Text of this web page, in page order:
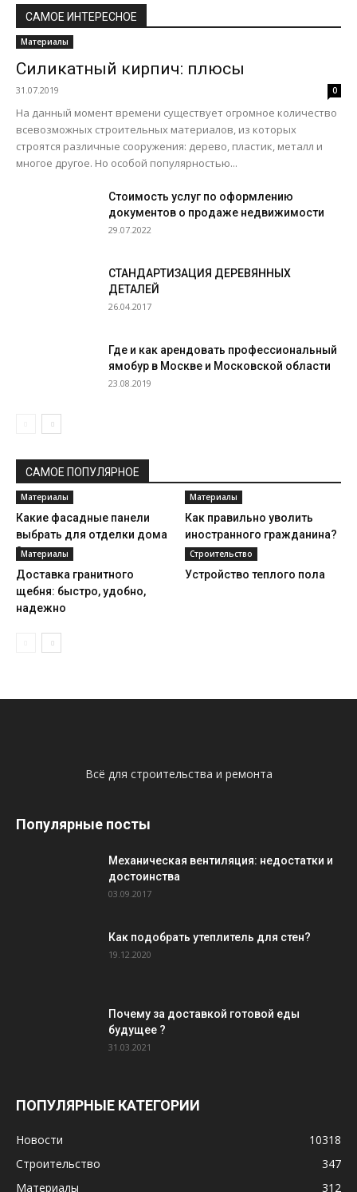
САМОЕ ИНТЕРЕСНОЕ
Материалы
Силикатный кирпич: плюсы
31.07.2019 0
На данный момент времени существует огромное количество
всевозможных строительных материалов, из которых
строятся различные сооружения: дерево, пластик, металл и
многое другое. Но особой популярностью...
Стоимость услуг по оформлению
документов о продаже недвижимости
29.07.2022
СТАНДАРТИЗАЦИЯ ДЕРЕВЯННЫХ
ДЕТАЛЕЙ
26.04.2017
Где и как арендовать профессиональный
ямобур в Москве и Московской области
23.08.2019
САМОЕ ПОПУЛЯРНОЕ
Материалы
Какие фасадные панели
выбрать для отделки дома
?
Материалы
Как правильно уволить
иностранного гражданина?
Материалы
Доставка гранитного
щебня: быстро, удобно,
надежно
Строительство
Устройство теплого пола
Всё для строительства и ремонта
Популярные посты
Механическая вентиляция: недостатки и
достоинства
03.09.2017
Как подобрать утеплитель для стен?
19.12.2020
Почему за доставкой готовой еды
будущее ?
31.03.2021
ПОПУЛЯРНЫЕ КАТЕГОРИИ
Новости
10318
Строительство
347
Материалы
312